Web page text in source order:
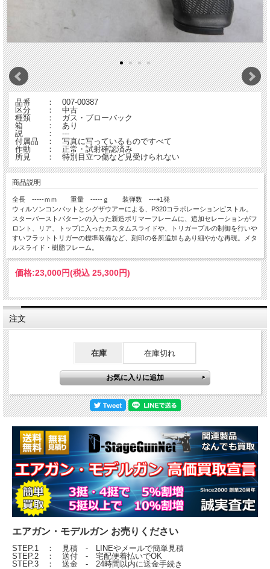
品番 ： 007-00387
区分 ： 中古
種類 ： ガス・ブローバック
箱 ： あり
説 ： ---
付属品 ： 写真に写っているものですべて
作動 ： 正常・試射確認済み
所見 ： 特別目立つ傷など見受けられない
商品説明
全長 -----ｍｍ 重量 -----ｇ 装弾数 ---+1発
ウィルソンコンバットとシグザウアーによる、P320コラボレーションピストル。
スターバーストパターンの入った新造ポリマーフレームに、追加セレーションがフ
ロント、リア、トップに入ったカスタムスライドや、トリガープルの制御を行いや
すいフラットトリガーの標準装備など、刻印の各所追加もあり細やかな再現。メタ
ルスライド・樹脂フレーム。
価格:23,000円(税込 25,300円)
注文
在庫 在庫切れ
エアガン・モデルガン お売りください
STEP.1 ： 見積 - LINEやメールで簡単見積
STEP.2 ： 送付 - 宅配便着払いでOK
STEP.3 ： 送金 - 24時間以内に送金手続き